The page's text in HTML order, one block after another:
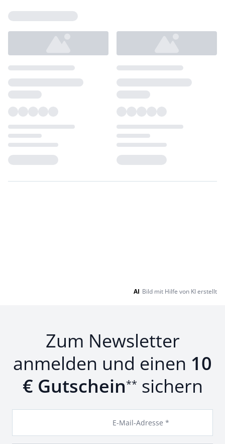
AI Bild mit Hilfe von KI erstellt
Zum Newsletter
anmelden und einen 10
€ Gutschein** sichern
E-Mail-Adresse *